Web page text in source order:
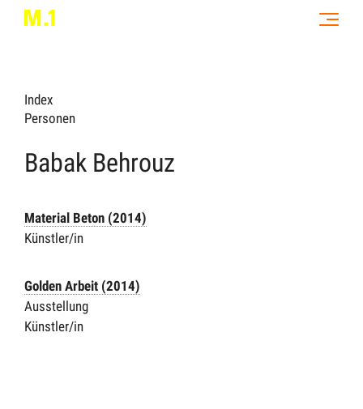
Index
Personen
Babak Behrouz
Material Beton (2014)
Künstler/in
Golden Arbeit (2014)
Ausstellung
Künstler/in